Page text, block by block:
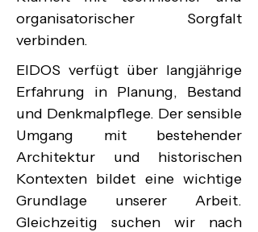
organisatorischer Sorgfalt
verbinden.
EIDOS verfügt über langjährige
Erfahrung in Planung, Bestand
und Denkmalpflege. Der sensible
Umgang mit bestehender
Architektur und historischen
Kontexten bildet eine wichtige
Grundlage unserer Arbeit.
Gleichzeitig suchen wir nach